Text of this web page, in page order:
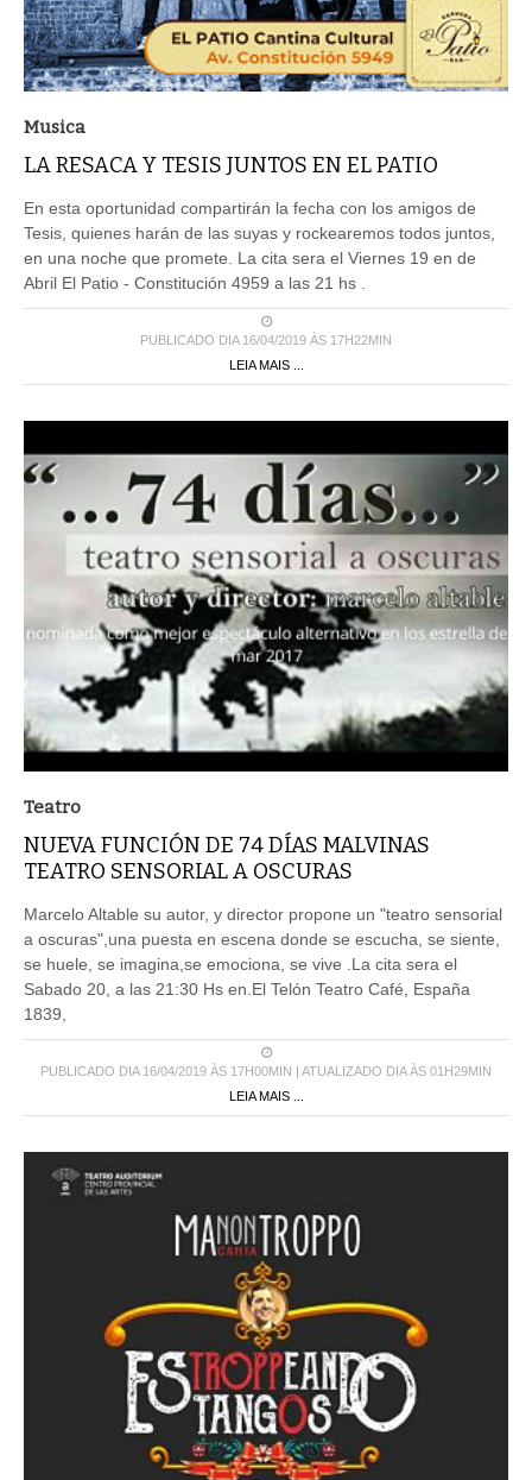
Musica
LA RESACA Y TESIS JUNTOS EN EL PATIO
En esta oportunidad compartirán la fecha con los amigos de
Tesis, quienes harán de las suyas y rockearemos todos juntos,
en una noche que promete. La cita sera el Viernes 19 en de
Abril El Patio - Constitución 4959 a las 21 hs .
PUBLICADO DIA 16/04/2019 ÀS 17H22MIN
LEIA MAIS ...
Teatro
NUEVA FUNCIÓN DE 74 DÍAS MALVINAS
TEATRO SENSORIAL A OSCURAS
Marcelo Altable su autor, y director propone un "teatro sensorial
a oscuras",una puesta en escena donde se escucha, se siente,
se huele, se imagina,se emociona, se vive .La cita sera el
Sabado 20, a las 21:30 Hs en.El Telón Teatro Café, España
1839,
PUBLICADO DIA 16/04/2019 ÀS 17H00MIN | ATUALIZADO DIA ÀS 01H29MIN
LEIA MAIS ...